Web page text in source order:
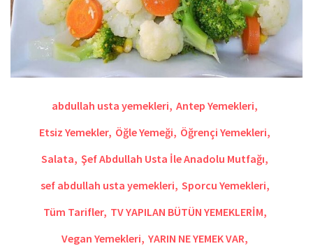
abdullah usta yemekleri, Antep Yemekleri,
Etsiz Yemekler, Öğle Yemeği, Öğrençi Yemekleri,
Salata, Şef Abdullah Usta İle Anadolu Mutfağı,
sef abdullah usta yemekleri, Sporcu Yemekleri,
Tüm Tarifler, TV YAPILAN BÜTÜN YEMEKLERİM,
Vegan Yemekleri, YARIN NE YEMEK VAR,